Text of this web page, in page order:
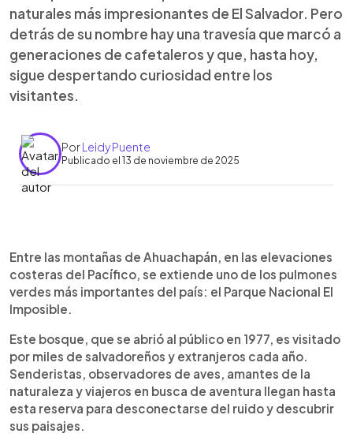
naturales más impresionantes de El Salvador. Pero
detrás de su nombre hay una travesía que marcó a
generaciones de cafetaleros y que, hasta hoy,
sigue despertando curiosidad entre los
visitantes.
PorLeidy Puente
Publicado el 13 de noviembre de 2025
► Escuchar artículo
El Parque Nacional El Imposible, en Ahuachapán,
es uno de los tesoros naturales más importantes
del país. Su nombre nació a inicios del siglo XX,
cuando cafetaleros debían cruzar un barranco
peligrosa que provocó numerosas tragedias. En
1968, la construcción de un puente seguro “hizo
posible lo imposible” y transformó la zona. Hoy es
un santuario de biodiversidad con cientos de
especies y senderos icónicos, incluido el antiguo
paso original. Para visitarlo, se debe solicitar
ingreso al MARN y pagar entre $3 y $6. El parque
Entre las montañas de Ahuachapán, en las elevaciones
costeras del Pacífico, se extiende uno de los pulmones
verdes más importantes del país: el Parque Nacional El
Imposible.
Este bosque, que se abrió al público en 1977, es visitado
por miles de salvadoreños y extranjeros cada año.
Senderistas, observadores de aves, amantes de la
naturaleza y viajeros en busca de aventura llegan hasta
esta reserva para desconectarse del ruido y descubrir
sus paisajes.